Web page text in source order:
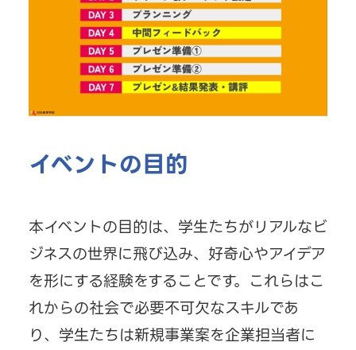
イベントの目的
本イベントの目的は、学生たちがリアルなビ
ジネスの世界に飛び込み、好奇心やアイデア
を形にする経験をすることです。これらはこ
れからの社会で必要不可欠なスキルであ
り、学生たちは新規事業案を企業担当者に